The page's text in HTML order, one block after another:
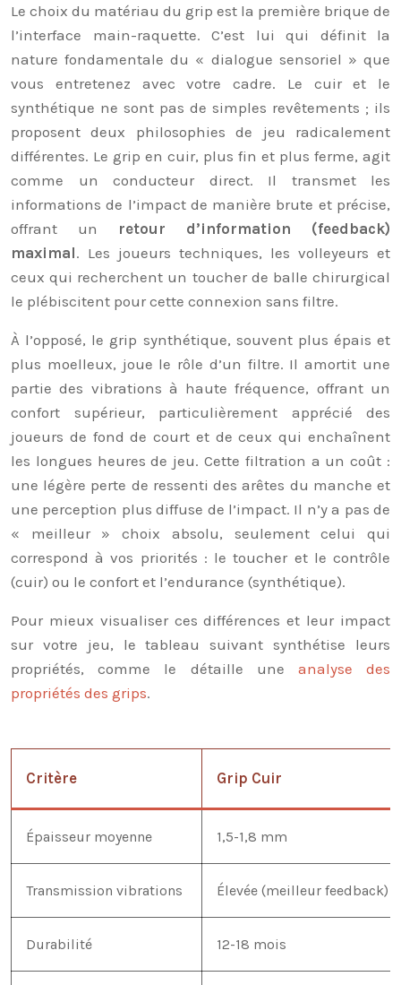
Le choix du matériau du grip est la première brique de
l’interface main-raquette. C’est lui qui définit la
nature fondamentale du « dialogue sensoriel » que
vous entretenez avec votre cadre. Le cuir et le
synthétique ne sont pas de simples revêtements ; ils
proposent deux philosophies de jeu radicalement
différentes. Le grip en cuir, plus fin et plus ferme, agit
comme un conducteur direct. Il transmet les
informations de l’impact de manière brute et précise,
offrant un retour d’information (feedback)
maximal. Les joueurs techniques, les volleyeurs et
ceux qui recherchent un toucher de balle chirurgical
le plébiscitent pour cette connexion sans filtre.
À l’opposé, le grip synthétique, souvent plus épais et
plus moelleux, joue le rôle d’un filtre. Il amortit une
partie des vibrations à haute fréquence, offrant un
confort supérieur, particulièrement apprécié des
joueurs de fond de court et de ceux qui enchaînent
les longues heures de jeu. Cette filtration a un coût :
une légère perte de ressenti des arêtes du manche et
une perception plus diffuse de l’impact. Il n’y a pas de
« meilleur » choix absolu, seulement celui qui
correspond à vos priorités : le toucher et le contrôle
(cuir) ou le confort et l’endurance (synthétique).
Pour mieux visualiser ces différences et leur impact
sur votre jeu, le tableau suivant synthétise leurs
propriétés, comme le détaille une analyse des
propriétés des grips.
Critère Grip Cuir
Épaisseur moyenne 1,5-1,8 mm
Transmission vibrations Élevée (meilleur feedback)
Durabilité 12-18 mois